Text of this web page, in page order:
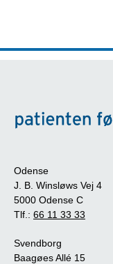
Odense
J. B. Winsløws Vej 4
5000 Odense C
Tlf.: 66 11 33 33
Svendborg
Baagøes Allé 15